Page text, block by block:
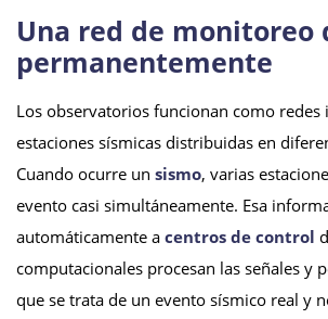
Una red de monitoreo
permanentemente
Los observatorios funcionan como redes
estaciones sísmicas distribuidas en
Cuando ocurre un sismo, varias
evento casi simultáneamente. Esa
automáticamente a centros de control
computacionales procesan las señales y
que se trata de un evento sísmico real y